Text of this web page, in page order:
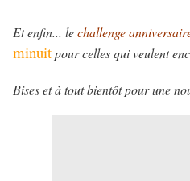
Et enfin... lechallenge
minuitpour celles qui veulent
Bises et à tout bientôt pour une